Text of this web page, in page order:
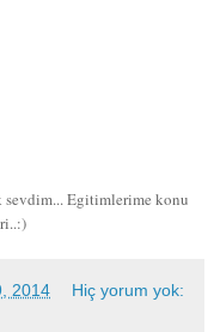
Egitimlerime konu
2014 Hiç yorum yok: